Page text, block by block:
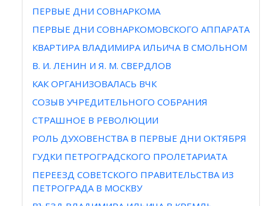
ПЕРВЫЕ ДНИ СОВНАРКОМА
ПЕРВЫЕ ДНИ СОВНАРКОМОВСКОГО АППАРАТА
КВАРТИРА ВЛАДИМИРА ИЛЬИЧА В СМОЛЬНОМ
В. И. ЛЕНИН И Я. М. СВЕРДЛОВ
КАК ОРГАНИЗОВАЛАСЬ ВЧК
СОЗЫВ УЧРЕДИТЕЛЬНОГО СОБРАНИЯ
СТРАШНОЕ В РЕВОЛЮЦИИ
РОЛЬ ДУХОВЕНСТВА В ПЕРВЫЕ ДНИ ОКТЯБРЯ
ГУДКИ ПЕТРОГРАДСКОГО ПРОЛЕТАРИАТА
ПЕРЕЕЗД СОВЕТСКОГО ПРАВИТЕЛЬСТВА ИЗ
ПЕТРОГРАДА В МОСКВУ